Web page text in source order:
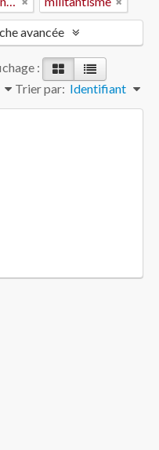
avancée
:
Trier par: Identifiant